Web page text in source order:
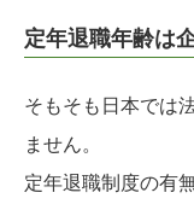
定年退職年齢は
そもそも日本では
ません。
定年退職制度の有